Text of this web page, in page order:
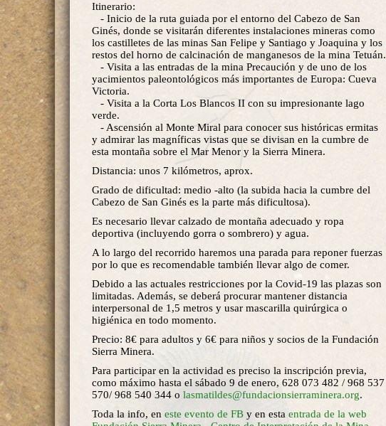
Itinerario:
- Inicio de la ruta guiada por el entorno del Cabezo de San
Ginés, donde se visitarán diferentes instalaciones mineras como
los castilletes de las minas San Felipe y Santiago y Joaquina y los
restos del horno de calcinación de manganesos de la mina Tetuán.
- Visita a las entradas de la mina Precaución y de uno de los
yacimientos paleontológicos más importantes de Europa: Cueva
Victoria.
- Visita a la Corta Los Blancos II con su impresionante lago
verde.
- Ascensión al Monte Miral para conocer sus históricas ermitas
y admirar las magníficas vistas que se divisan en la cumbre de
esta montaña sobre el Mar Menor y la Sierra Minera.
Distancia: unos 7 kilómetros, aprox.
Grado de dificultad: medio -alto (la subida hacia la cumbre del
Cabezo de San Ginés es la parte más dificultosa).
Es necesario llevar calzado de montaña adecuado y ropa
deportiva (incluyendo gorra o sombrero) y agua.
A lo largo del recorrido haremos una parada para reponer fuerzas
por lo que es recomendable también llevar algo de comer.
Debido a las actuales restricciones por la Covid-19 las plazas son
limitadas. Además, se deberá procurar mantener distancia
interpersonal de 1,5 metros y usar mascarilla quirúrgica o
higiénica en todo momento.
Precio: 8€ para adultos y 6€ para niños y socios de la Fundación
Sierra Minera.
Para participar en la actividad es preciso la inscripción previa,
como máximo hasta el sábado 9 de enero, 628 073 482 / 968 537
570/ 968 540 344 o lasmatildes@fundacionsierraminera.org.
Toda la info, en este evento de FB y en esta entrada de la web